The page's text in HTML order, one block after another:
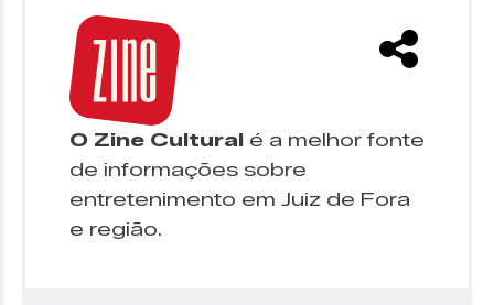
O Zine Cultural é a melhor fonte
de informações sobre
entretenimento em Juiz de Fora
e região.